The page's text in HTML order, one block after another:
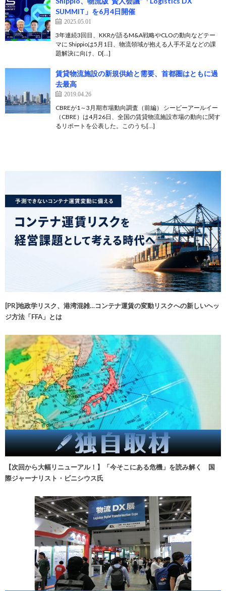
SUMMIT」を6月4日開催
2025.05.01
3年連続3回目、KKRが語るM&A戦略やCLOの動向などテー
マに Shippioは5月1日、物流領域が抱える人手不足などの課
題解決に向け、D[…]
賃貸物流施設の新規供給と需要、首都圏はともに過
去最高
2019.04.26
CBREが1～3月期市場動向調査（前編） シービーアールイー
（CBRE）は4月26日、全国の賃貸物流施設市場の動向に関す
るリポートを公表した。このうち[…]
[PR]地政学リスク、港湾混雑…コンテナ運賃の変動リスクへの新しいヘッ
ジ方法「FFA」とは
【次回から大幅リニューアル！】「今そこにある危機」を読み解く 国
際ジャーナリスト・ビニシウス氏